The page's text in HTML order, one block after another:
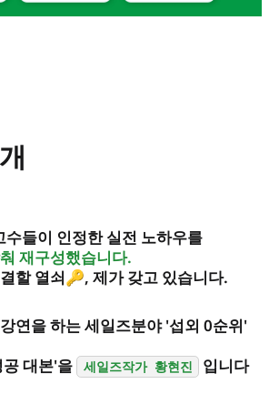
들이 인정한 실전 노하우를
재구성했습니다.
할 열쇠🔑, 제가 갖고 있습니다.
연을 하는 세일즈분야 '섭외 0순위'
대본'을
세일즈작가 황현진 입니다